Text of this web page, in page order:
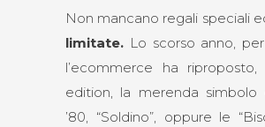
Non mancano regali speciali
limitate. Lo scorso anno,
l’ecommerce ha
edition, la merenda simbolo
’80, “Soldino”, oppure le